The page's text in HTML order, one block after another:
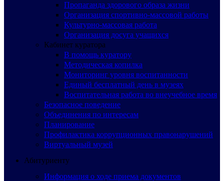
Пропаганда здорового образа жизни
Организация спортивно-массовой работы
Культурно-массовая работа
Организация досуга учащихся
Кабинет куратора
В помощь куратору
Методическая копилка
Мониторинг уровня воспитанности
Единый бесплатный день в музеях
Воспитательная работа во внеучебное время
Безопасное поведение
Объединения по интересам
Планирование
Профилактика коррупционных правонарушений
Виртуальный музей
Абитуриенту
Информация о ходе приема документов